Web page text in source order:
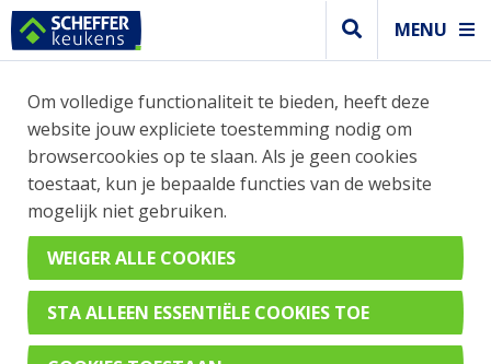
MENU
WEBSHOP BESTELLINGEN
Je kan tijdelijk geen bestelling plaatsen. Wil je je
vast oriënteren? Vergelijk eenvoudig apparaten
en merken met elkaar. Klik hier voor meer
informatie.
Oven
SIEMENS HB472G0B3
Om volledige functionaliteit te bieden, heeft deze
website jouw expliciete toestemming nodig om
browsercookies op te slaan. Als je geen cookies
toestaat, kun je bepaalde functies van de website
mogelijk niet gebruiken.